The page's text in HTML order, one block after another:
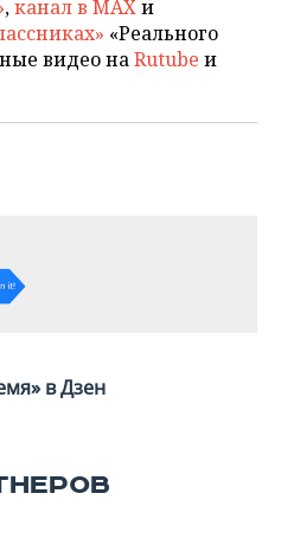
,канал в MAXи
«Реального
видео наRutube и
в Дзен